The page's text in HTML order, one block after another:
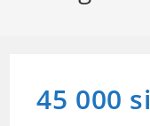
45 000